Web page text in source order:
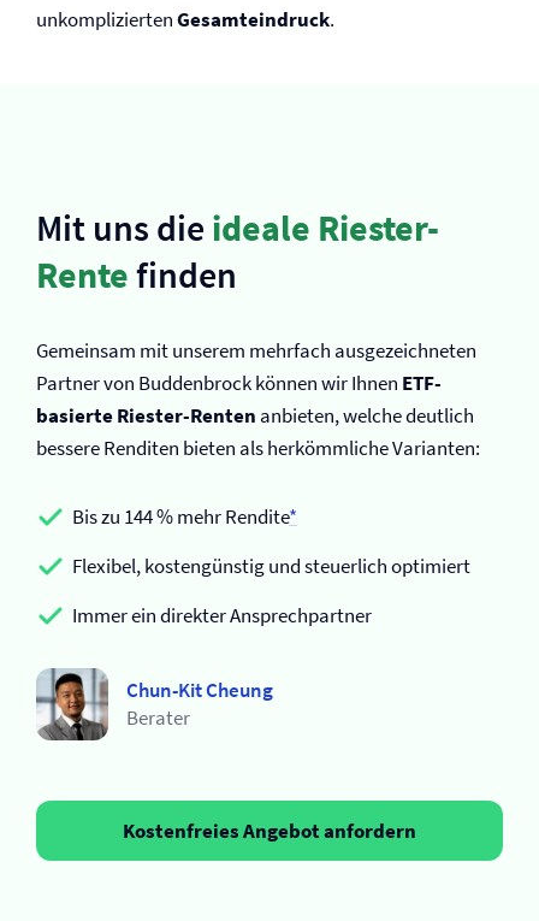
unkompliziertenGesamteindruck.
Mit uns die ideale Riester-
Rentefinden
Gemeinsam mit unserem mehrfach ausgezeichneten
Partner von Buddenbrock können wir Ihnen ETF-
basierte Riester-Renten anbieten, welche deutlich
bessere Renditen bieten als herkömmliche Varianten:
Bis zu 144 % mehr Rendite*
Flexibel, kostengünstig und steuerlich optimiert
Immer ein direkter Ansprechpartner
Chun-Kit Cheung
Berater
Kostenfreies Angebot anfordern